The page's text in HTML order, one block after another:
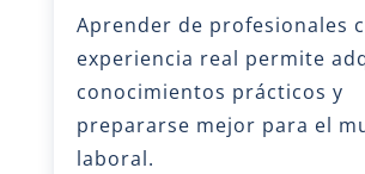
Aprender de profesionales
experiencia real permite
conocimientos prácticos y
prepararse mejor para el
laboral.